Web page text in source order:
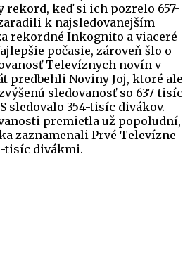
rekord, keď si ich pozrelo 657-
k najsledovanejším
rekordné Inkognito a viaceré
počasie, zároveň šlo o
Televíznych novín v
predbehli Noviny Joj, ktoré ale
sledovanosť so 637-tisíc
sledovalo 354-tisíc divákov.
premietla už popoludní,
zaznamenali Prvé Televízne
tisíc divákmi.